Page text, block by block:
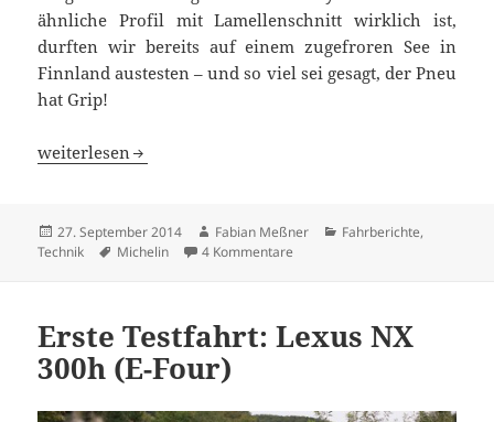
ähnliche Profil mit Lamellenschnitt wirklich ist,
durften wir bereits auf einem zugefroren See in
Finnland austesten – und so viel sei gesagt, der Pneu
hat Grip!
Winterreifen Test: Michelin Alpin 5
weiterlesen
Veröffentlicht
am
27. September 2014 Autor
Fabian Meßner Kategorien
Fahrberichte,
Technik
Schlagwörter
Michelin 4 Kommentare
Erste Testfahrt: Lexus NX
300h (E-Four)